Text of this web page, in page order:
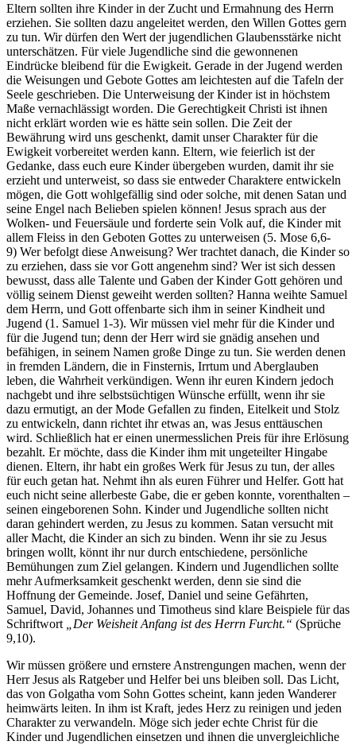
Eltern sollten ihre Kinder in der Zucht und Ermahnung des Herrn
erziehen. Sie sollten dazu angeleitet werden, den Willen Gottes gern
zu tun. Wir dürfen den Wert der jugendlichen Glaubensstärke nicht
unterschätzen. Für viele Jugendliche sind die gewonnenen
Eindrücke bleibend für die Ewigkeit. Gerade in der Jugend werden
die Weisungen und Gebote Gottes am leichtesten auf die Tafeln der
Seele geschrieben. Die Unterweisung der Kinder ist in höchstem
Maße vernachlässigt worden. Die Gerechtigkeit Christi ist ihnen
nicht erklärt worden wie es hätte sein sollen. Die Zeit der
Bewährung wird uns geschenkt, damit unser Charakter für die
Ewigkeit vorbereitet werden kann. Eltern, wie feierlich ist der
Gedanke, dass euch eure Kinder übergeben wurden, damit ihr sie
erzieht und unterweist, so dass sie entweder Charaktere entwickeln
mögen, die Gott wohlgefällig sind oder solche, mit denen Satan und
seine Engel nach Belieben spielen können! Jesus sprach aus der
Wolken- und Feuersäule und forderte sein Volk auf, die Kinder mit
allem Fleiss in den Geboten Gottes zu unterweisen (5. Mose 6,6-
9) Wer befolgt diese Anweisung? Wer trachtet danach, die Kinder so
zu erziehen, dass sie vor Gott angenehm sind? Wer ist sich dessen
bewusst, dass alle Talente und Gaben der Kinder Gott gehören und
völlig seinem Dienst geweiht werden sollten? Hanna weihte Samuel
dem Herrn, und Gott offenbarte sich ihm in seiner Kindheit und
Jugend (1. Samuel 1-3). Wir müssen viel mehr für die Kinder und
für die Jugend tun; denn der Herr wird sie gnädig ansehen und
befähigen, in seinem Namen große Dinge zu tun. Sie werden denen
in fremden Ländern, die in Finsternis, Irrtum und Aberglauben
leben, die Wahrheit verkündigen. Wenn ihr euren Kindern jedoch
nachgebt und ihre selbstsüchtigen Wünsche erfüllt, wenn ihr sie
dazu ermutigt, an der Mode Gefallen zu finden, Eitelkeit und Stolz
zu entwickeln, dann richtet ihr etwas an, was Jesus enttäuschen
wird. Schließlich hat er einen unermesslichen Preis für ihre Erlösung
bezahlt. Er möchte, dass die Kinder ihm mit ungeteilter Hingabe
dienen. Eltern, ihr habt ein großes Werk für Jesus zu tun, der alles
für euch getan hat. Nehmt ihn als euren Führer und Helfer. Gott hat
euch nicht seine allerbeste Gabe, die er geben konnte, vorenthalten –
seinen eingeborenen Sohn. Kinder und Jugendliche sollten nicht
daran gehindert werden, zu Jesus zu kommen. Satan versucht mit
aller Macht, die Kinder an sich zu binden. Wenn ihr sie zu Jesus
bringen wollt, könnt ihr nur durch entschiedene, persönliche
Bemühungen zum Ziel gelangen. Kindern und Jugendlichen sollte
mehr Aufmerksamkeit geschenkt werden, denn sie sind die
Hoffnung der Gemeinde. Josef, Daniel und seine Gefährten,
Samuel, David, Johannes und Timotheus sind klare Beispiele für das
Schriftwort
„Der Weisheit Anfang ist des Herrn Furcht.“ (Sprüche
9,10).
Wir müssen größere und ernstere Anstrengungen machen, wenn der
Herr Jesus als Ratgeber und Helfer bei uns bleiben soll. Das Licht,
das von Golgatha vom Sohn Gottes scheint, kann jeden Wanderer
heimwärts leiten. In ihm ist Kraft, jedes Herz zu reinigen und jeden
Charakter zu verwandeln. Möge sich jeder echte Christ für die
Kinder und Jugendlichen einsetzen und ihnen die unvergleichliche